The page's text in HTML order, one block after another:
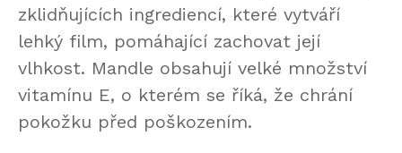
zklidňujících ingrediencí, které vytváří
lehký film, pomáhající zachovat její
vlhkost. Mandle obsahují velké množství
vitamínu E, o kterém se říká, že chrání
pokožku před poškozením.